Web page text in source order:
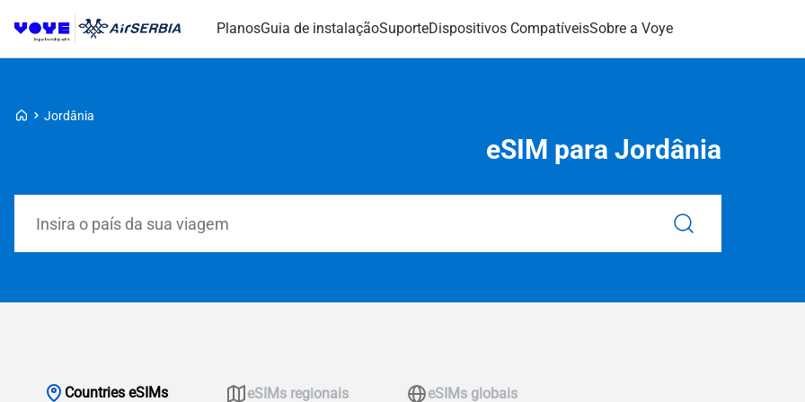
PlanosGuia de instalaçãoSuporteDispositivos CompatíveisSobre a Voye
Voye Homepage
Jordânia
eSIM para Jordânia
Countries eSIMs eSIMs regionais eSIMs globais